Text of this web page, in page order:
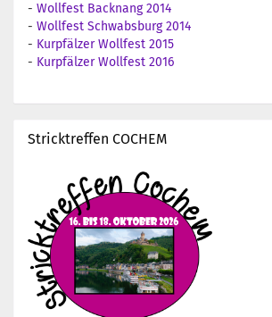
- Wollfest Backnang 2014
- Wollfest Schwabsburg 2014
- Kurpfälzer Wollfest 2015
- Kurpfälzer Wollfest 2016
Stricktreffen COCHEM